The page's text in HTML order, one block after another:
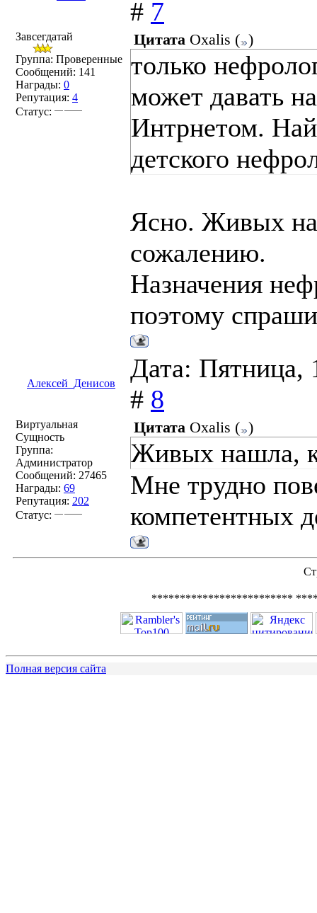
# 7
Завсегдатай
Группа: Проверенные
Сообщений: 141
Награды: 0
Репутация: 4
Статус:
Цитата Oxalis ( )
только
может давать
Интрнетом.
детского
Ясно. Живых
сожалению.
Назначения
поэтому
Алексей_Денисов
Дата: Пятница,
# 8
Виртуальная
Сущность
Группа:
Администратор
Сообщений: 27465
Награды: 69
Репутация: 202
Статус:
Цитата Oxalis ( )
Живых нашла,
Мне трудно
компетентных
*************************
Полная версия сайта